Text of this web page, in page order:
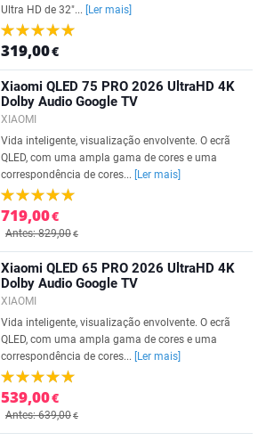
Ultra HD de 32"...
[Ler mais]
319,00€
Xiaomi QLED 75 PRO 2026 UltraHD 4K
Dolby Audio Google TV
XIAOMI
Vida inteligente, visualização envolvente. O ecrã
QLED, com uma ampla gama de cores e uma
correspondência de cores...
[Ler mais]
719,00€
Antes: 829,00€
Xiaomi QLED 65 PRO 2026 UltraHD 4K
Dolby Audio Google TV
XIAOMI
Vida inteligente, visualização envolvente. O ecrã
QLED, com uma ampla gama de cores e uma
correspondência de cores...
[Ler mais]
539,00€
Antes: 639,00€